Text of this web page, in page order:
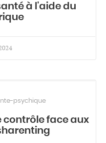
à l'aide du
psychique
contrôle face aux